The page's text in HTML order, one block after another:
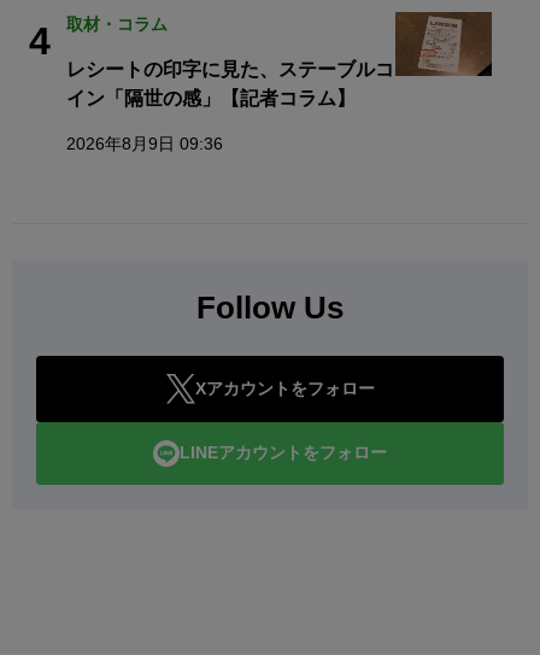
4 取材・コラム
レシートの印字に見た、ステーブルコ
イン「隔世の感」【記者コラム】
2026年8月9日 09:36
Follow Us
Xアカウントをフォロー
LINEアカウントをフォロー